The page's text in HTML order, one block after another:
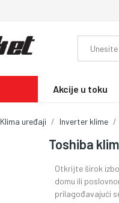
Akcije u toku
Klima uređaji Inverter klime
Toshiba
Otkrijte širok
domu ili
prilagođavajući